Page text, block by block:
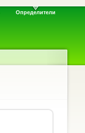
Определители